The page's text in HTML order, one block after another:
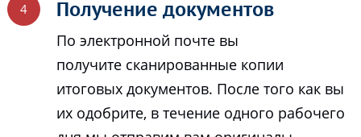
Получение документов
По электронной почте вы
получите сканированные копии
итоговых документов. После того как вы
их одобрите, в течение одного рабочего